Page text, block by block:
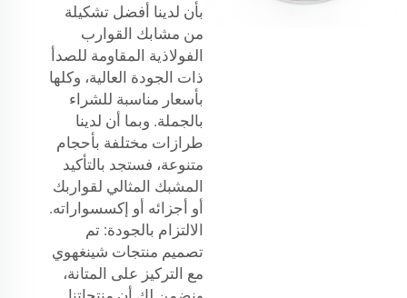
بأن لدينا أفضل تشكيلة
من مشابك القوارب
الفولاذية المقاومة للصدأ
ذات الجودة العالية، وكلها
بأسعار مناسبة للشراء
بالجملة. وبما أن لدينا
طرازات مختلفة بأحجام
متنوعة، فستجد بالتأكيد
المشبك المثالي لقواربك
أو أجزائه أو إكسسواراته.
الالتزام بالجودة: تم
تصميم منتجات شينغهوي
مع التركيز على المتانة،